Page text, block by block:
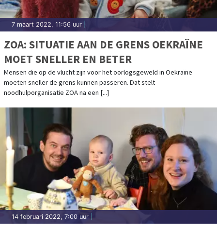
7 maart 2022, 11:56 uur
ZOA: SITUATIE AAN DE GRENS OEKRAÏNE
MOET SNELLER EN BETER
Mensen die op de vlucht zijn voor het oorlogsgeweld in Oekraïne
moeten sneller de grens kunnen passeren. Dat stelt
noodhulporganisatie ZOA na een [...]
14 februari 2022, 7:00 uur